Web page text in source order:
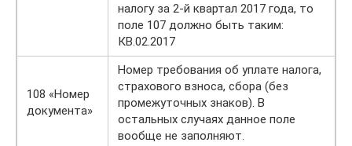
налогу за 2-й квартал 2017 года, то
поле 107 должно быть таким:
КВ.02.2017
108 «Номер
документа»
Номер требования об уплате налога,
страхового взноса, сбора (без
промежуточных знаков). В
остальных случаях данное поле
вообще не заполняют.